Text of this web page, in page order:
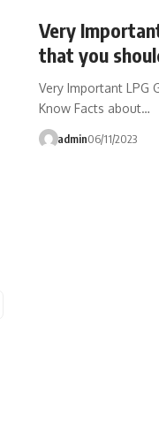
Very
that you
Very Important LPG
Know Facts about…
admin06/11/2023